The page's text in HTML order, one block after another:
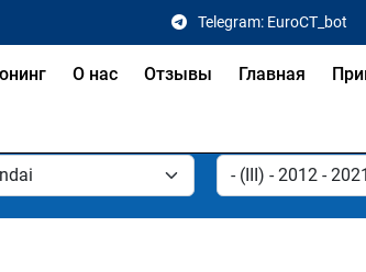
Telegram: EuroCT_bot
О нас Отзывы Главная